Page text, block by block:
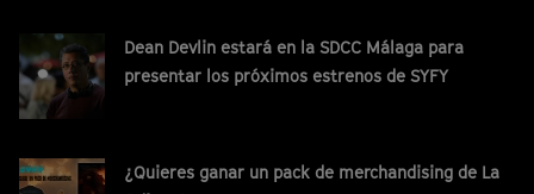
Dean Devlin estará en la SDCC Málaga para
presentar los próximos estrenos de SYFY
¿Quieres ganar un pack de merchandising de La